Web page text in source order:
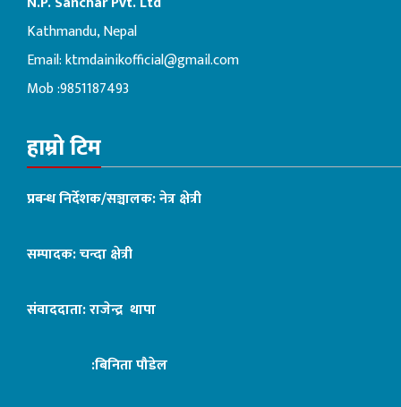
Kathmandu, Nepal
Email:ktmdainikofficial@gmail.com
Mob :9851187493
हाम्रो टिम
प्रबन्ध निर्देशक/सञ्चालक: नेत्र क्षेत्री
सम्पादक: चन्दा क्षेत्री
संवाददाता: राजेन्द्र थापा
:बिनिता पौडेल